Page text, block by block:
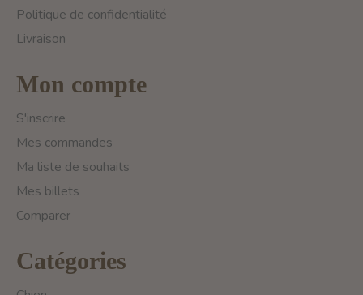
Politique de confidentialité
Livraison
Mon compte
S'inscrire
Mes commandes
Ma liste de souhaits
Mes billets
Comparer
Catégories